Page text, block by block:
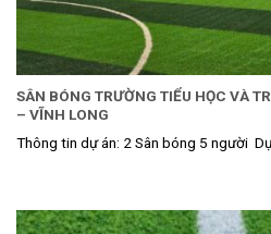
SÂN BÓNG TRƯỜNG TIỂU HỌC VÀ
– VĨNH LONG
Thông tin dự án: 2 Sân bóng 5 người